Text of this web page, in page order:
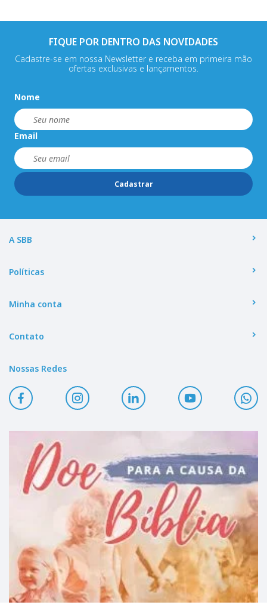
FIQUE POR DENTRO DAS NOVIDADES
Cadastre-se em nossa Newsletter e receba em primeira mão
ofertas exclusivas e lançamentos.
Nome
Email
Cadastrar
A SBB
Políticas
Minha conta
Contato
Nossas Redes